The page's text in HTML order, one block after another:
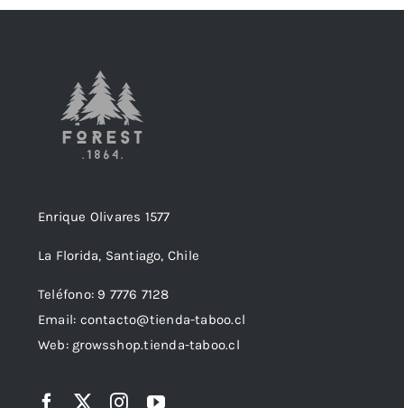
Enrique Olivares 1577
La Florida, Santiago, Chile
Teléfono: 9 7776 7128
Email: contacto@tienda-taboo.cl
Web: growsshop.tienda-taboo.cl